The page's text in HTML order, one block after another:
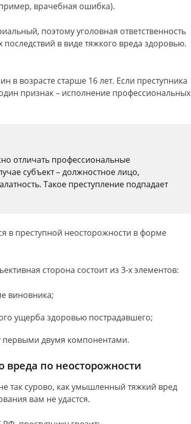
врачебная ошибка).
поэтому уголовная ответственность
в виде тяжкого вреда здоровью.
в возрасте старше 16 лет. Если преступника
признак – исполнение профессиональных
отличать профессиональные
субъект – должностное лицо,
Такое преступление подпадает
в преступной неосторожности в форме
сторона состоит из 3-х элементов:
виновника;
ущерба здоровью пострадавшего;
первыми двумя компонентами.
вреда по неосторожности
так сурово, как умышленный тяжкий вред
вам не удастся.